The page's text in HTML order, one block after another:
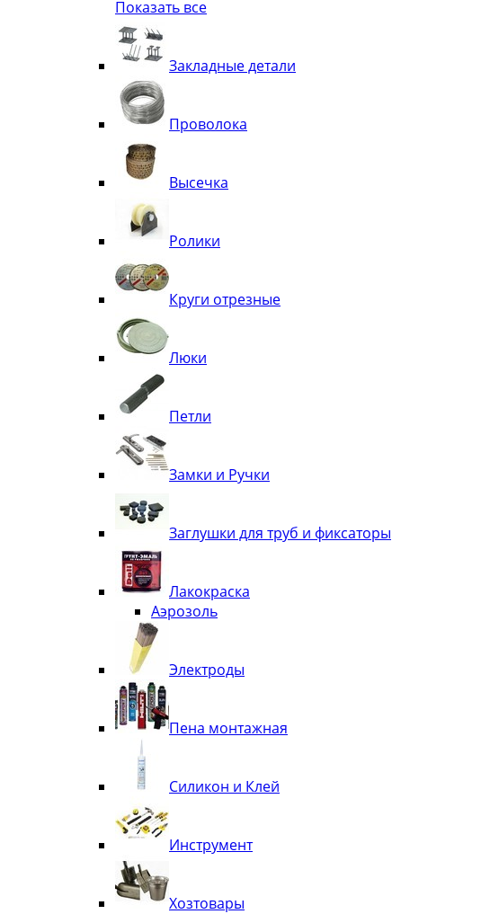
Квадрат
Труба декоративная
Элементы орнамента из квадрата, трубы
Узоры
Лавки
Показать все
Закладные детали
Проволока
Высечка
Ролики
Круги отрезные
Люки
Петли
Замки и Ручки
Заглушки для труб и фиксаторы
Лакокраска
Аэрозоль
Электроды
Пена монтажная
Силикон и Клей
Инструмент
Хозтовары